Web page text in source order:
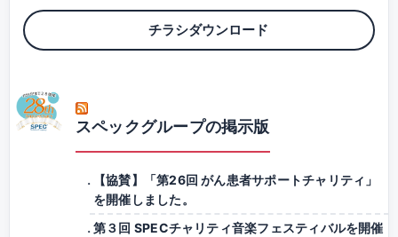
チラシダウンロード
スペックグループの掲示版
【協賛】「第26回 がん患者サポートチャリティ」
を開催しました。
第３回 SPECチャリティ音楽フェスティバルを開催